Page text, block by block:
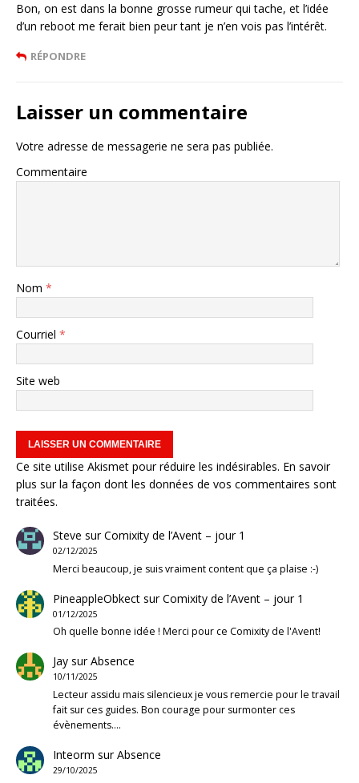
Bon, on est dans la bonne grosse rumeur qui tache, et l’idée
d’un reboot me ferait bien peur tant je n’en vois pas l’intérêt.
RÉPONDRE
Laisser un commentaire
Votre adresse de messagerie ne sera pas publiée.
Commentaire
Nom *
Courriel *
Site web
Ce site utilise Akismet pour réduire les indésirables. En savoir
plus sur la façon dont les données de vos commentaires sont
traitées.
Steve surComixity de l’Avent – jour 1
02/12/2025
Merci beaucoup, je suis vraiment content que ça plaise :-)
PineappleObkectsurComixity de l’Avent – jour 1
01/12/2025
Oh quelle bonne idée ! Merci pour ce Comixity de l'Avent!
JaysurAbsence
10/11/2025
Lecteur assidu mais silencieux je vous remercie pour le travail
fait sur ces guides. Bon courage pour surmonter ces
évènements.…
Inteorm surAbsence
29/10/2025